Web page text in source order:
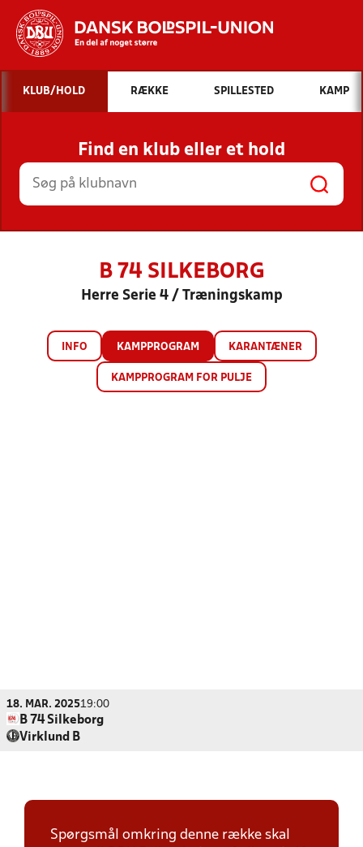
Hvad vil du søge efter?
INDHOLD OG NYHEDER
STILLINGER, RESULTATER, KLUBBER OG
HOLD
KLUB/HOLD RÆKKE SPILLESTED KAMP
Find en klub eller et hold
B 74 SILKEBORG
Herre Serie 4 / Træningskamp
INFO KAMPPROGRAM KARANTÆNER
KAMPPROGRAM FOR PULJE
18. MAR. 202519:00
B 74 Silkeborg
Virklund B
Spørgsmål omkring denne række skal